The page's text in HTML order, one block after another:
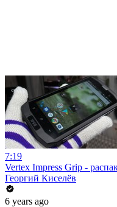
7:19
Vertex Impress Grip -
Георгий Киселёв
6 years ago